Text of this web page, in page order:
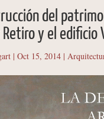
del
Retiro y el edificio
|Oct 15, 2014 |